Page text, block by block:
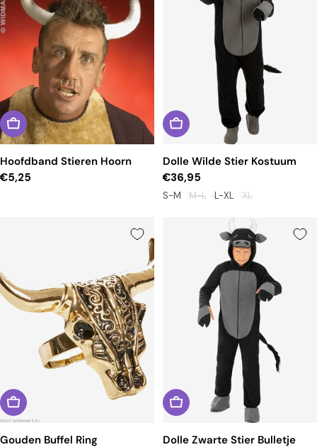
Hoofdband Stieren Hoorn
Reguliere
€5,25
Dolle Wilde Stier Kostuum
Reguliere
prijs
€36,95
S-M M-L L-XL XL
Gouden Buffel Ring
Dolle Zwarte Stier Bulletje